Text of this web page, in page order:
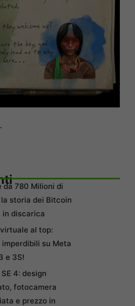
da 780 Milioni di
storia dei Bitcoin
in discarica
al top:
su Meta
e 3S!
4: design
fotocamera
e prezzo in